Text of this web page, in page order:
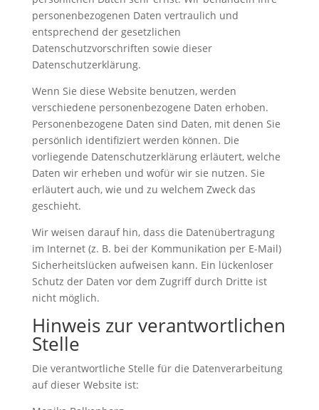
personenbezogenen Daten vertraulich und
entsprechend der gesetzlichen
Datenschutzvorschriften sowie dieser
Datenschutzerklärung.
Wenn Sie diese Website benutzen, werden
verschiedene personenbezogene Daten erhoben.
Personenbezogene Daten sind Daten, mit denen Sie
persönlich identifiziert werden können. Die
vorliegende Datenschutzerklärung erläutert, welche
Daten wir erheben und wofür wir sie nutzen. Sie
erläutert auch, wie und zu welchem Zweck das
geschieht.
Wir weisen darauf hin, dass die Datenübertragung
im Internet (z. B. bei der Kommunikation per E-Mail)
Sicherheitslücken aufweisen kann. Ein lückenloser
Schutz der Daten vor dem Zugriff durch Dritte ist
nicht möglich.
Hinweis zur verantwortlichen
Stelle
Die verantwortliche Stelle für die Datenverarbeitung
auf dieser Website ist: